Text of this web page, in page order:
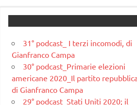
31° podcast_ I terzi incomodi, di
Gianfranco Campa
30° podcast_Primarie elezioni
americane 2020_Il partito
di Gianfranco Campa
29° podcast_Stati Uniti 2020; il